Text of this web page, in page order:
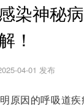
染神秘
！
04-01 发布
原因的呼吸道